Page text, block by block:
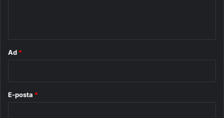
Ad *
E-posta *